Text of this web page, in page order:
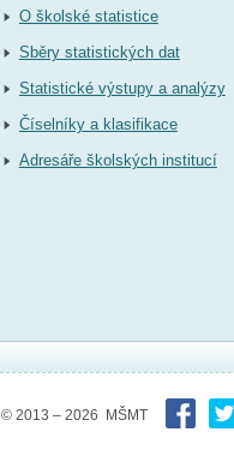
O školské statistice
Sběry statistických dat
Statistické výstupy a analýzy
Číselníky a klasifikace
Adresáře školských institucí
© 2013 – 2026 MŠMT